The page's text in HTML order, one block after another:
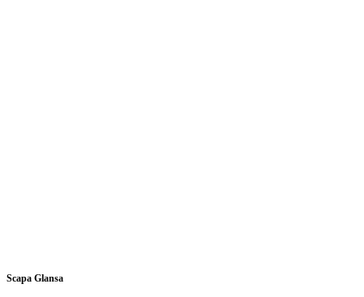
Scapa Glansa